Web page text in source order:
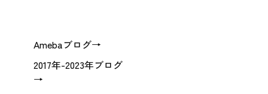
Amebaブログ→
2017年-2023年ブログ
→